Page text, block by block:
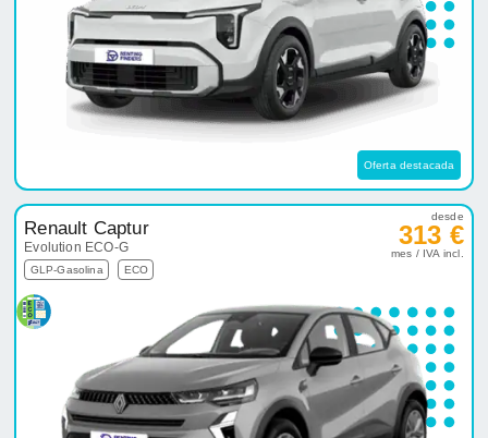
Oferta destacada
Renault Captur
Evolution ECO-G
GLP-Gasolina ECO
desde
313 €
mes / IVA incl.